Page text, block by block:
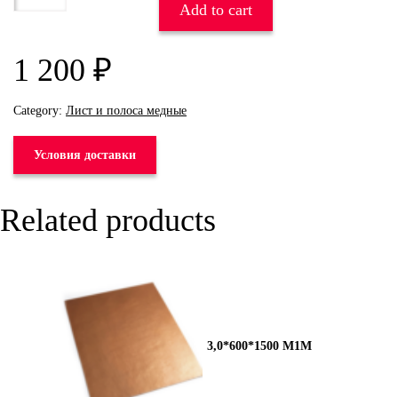
1 200 ₽
Add to cart
Category: Лист и полоса медные
Условия доставки
Related products
3,0*600*1500 М1М